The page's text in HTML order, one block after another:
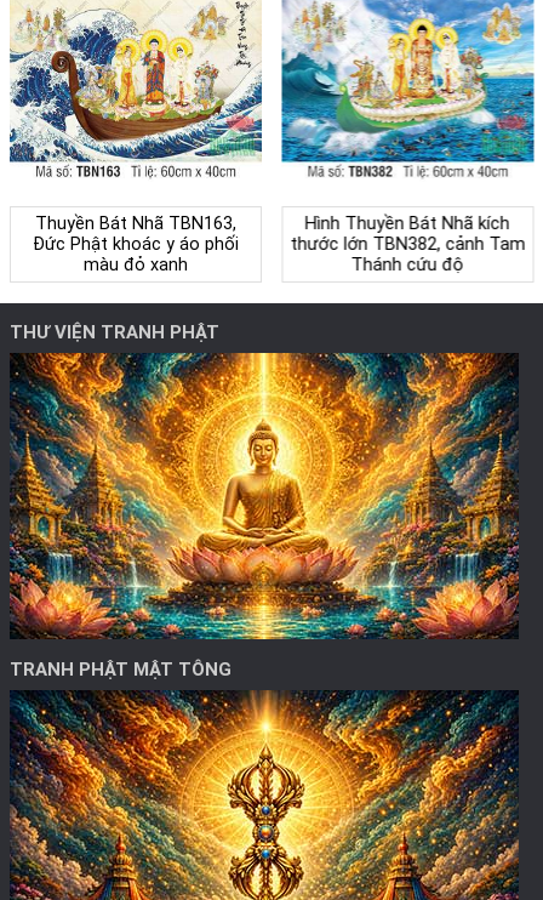
Thuyền Bát Nhã TBN163,
Đức Phật khoác y áo phối
màu đỏ xanh
Hình Thuyền Bát Nhã kích
thước lớn TBN382, cảnh Tam
Thánh cứu độ
THƯ VIỆN TRANH PHẬT
TRANH PHẬT MẬT TÔNG